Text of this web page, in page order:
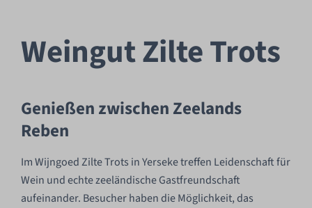
Weingut Zilte Trots
Genießen zwischen Zeelands
Reben
Im Wijngoed Zilte Trots in Yerseke treffen Leidenschaft für
Wein und echte zeeländische Gastfreundschaft
aufeinander. Besucher haben die Möglichkeit, das